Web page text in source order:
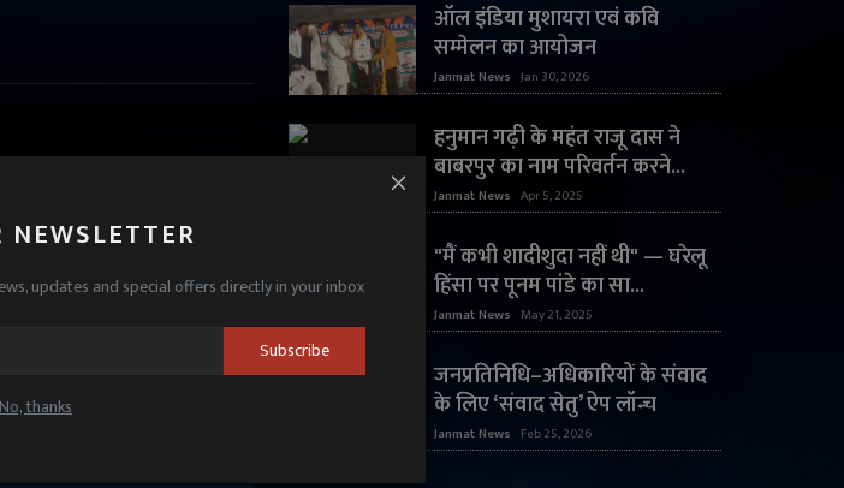
updates and special offers directly in your inbox
Subscribe
No, thanksका सबसे बड़ा हैंड टफ्टेड
ऑल इंडिया मुशायरा एवं कवि
सम्मेलन का आयोजन
Janmat News Jan 30, 2026
हनुमान गढ़ी के महंत राजू दास ने
बाबरपुर का नाम परिवर्तन करने...
Janmat News Apr 5, 2025
"मैं कभी शादीशुदा नहीं थी" — घरेलू
हिंसा पर पूनम पांडे का सा...
Janmat News May 21, 2025
जनप्रतिनिधि–अधिकारियों के संवाद
के लिए ‘संवाद सेतु’ ऐप लॉन्च
Janmat News Feb 25, 2026